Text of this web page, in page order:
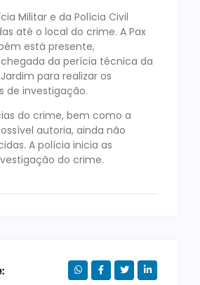
Militar e da Polícia Civil
até o local do crime. A Pax
está presente,
da perícia técnica da
para realizar os
de investigação.
do crime, bem como a
autoria, ainda não
A polícia inicia as
do crime.